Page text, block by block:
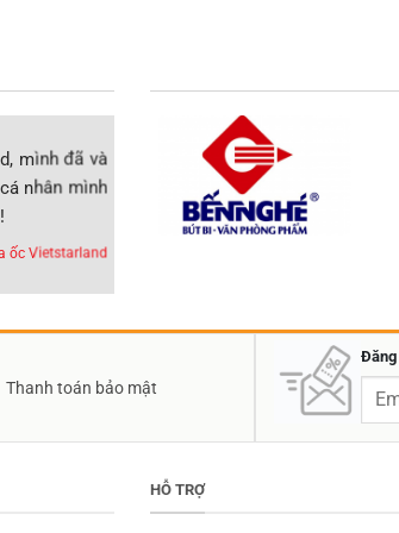
mình đã và
nhân mình
ốc Vietstarland
Mình là Đại lý tại Miền Trung,
Phòng Phẩm Đồng Tiến được 8
phẩm Chất lượng, Giao hàng
Thanh toán bảo mật
Đăng
HỖ TRỢ